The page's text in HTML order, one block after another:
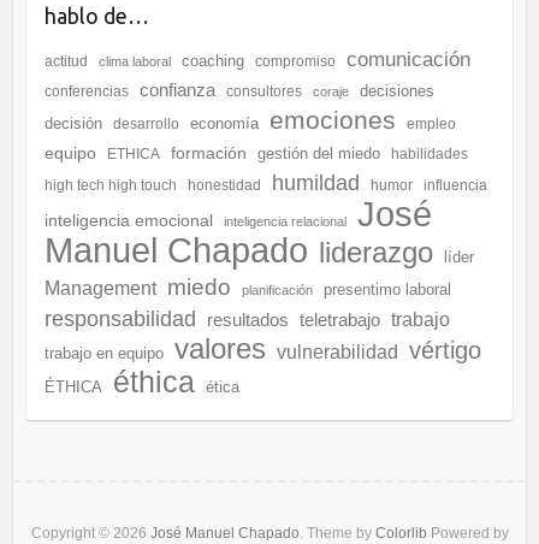
hablo de…
actitud clima laboral coaching compromiso comunicación
conferencias confianza consultores coraje
decisiones
decisión
desarrollo economía emociones empleo
equipo ETHICA formación gestión del miedo
habilidades
high tech high touch
honestidad humildad humor influencia
inteligencia emocional inteligencia relacional
José
Manuel Chapado liderazgo líder
Management miedo planificación presentimo laboral
responsabilidad resultados teletrabajo trabajo
trabajo en equipo valores vulnerabilidad vértigo
ÉTHICA éthica ética
Copyright © 2026 José Manuel Chapado. Theme by Colorlib Powered by